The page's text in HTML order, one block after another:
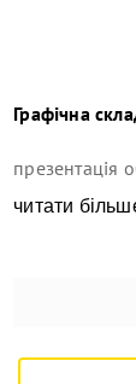
Графічна
презентація
читати